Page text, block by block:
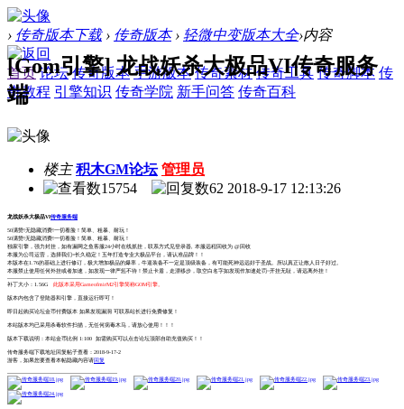
› 传奇版本下载 › 传奇版本 › 轻微中变版本大全›内容
首页 论坛 传奇版本 手游版本 传奇素材 传奇工具 传奇脚本 传
奇教程 引擎知识 传奇学院 新手问答 传奇百科
[Gom引擎] 龙战妖杀大极品VI传奇服务
端
楼主 积木GM论坛 管理员
15754
62 2018-9-17 12:13:26
龙战妖杀大极品VI传奇服务端
50满赞!无隐藏消费!一切看脸！简单、粗暴、耐玩！
50满赞!无隐藏消费!一切看脸！简单、粗暴、耐玩！
独家引擎，强力封挂，如有漏网之鱼客服24小时在线抓挂，联系方式见登录器, 本服远程回收为 @回收
本服为公司运营，选择我们=长久稳定！五年打造专业大极品平台，请认准品牌！！
本版本在1.76的基础上进行修订，极大增加极品的爆率，牛逼装备不一定是顶级装备，有可能死神远远好于圣战。所以真正让散人日子好过。
本服禁止使用任何外挂或者加速，如发现一律严惩不待！禁止卡盾，走漂移步，取空白名字如发现作加速处罚~开挂无耻，请远离外挂！
-------------------------------------------------------------
补丁大小：1.56G 此版本采用GameofmirM2引擎简称GOM引擎。
版本内包含了登陆器和引擎，直接运行即可！
即日起购买论坛金币付费版本 如果发现漏洞 可联系站长进行免费修复！
本站版本均已采用杀毒软件扫描，无任何病毒木马，请放心使用！！！
版本下载说明：本站金币比例 1:100 如需购买可以点击论坛顶部自助充值购买！！
传奇服务端下载地址回复帖子查看：2018-9-17-2
游客，如果您要查看本帖隐藏内容请回复
-------------------------------------------------------------